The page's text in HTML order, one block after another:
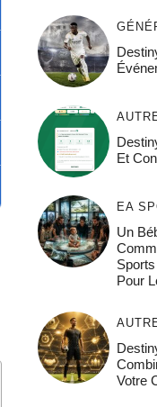
Et
EA
Un
Pour
Votre